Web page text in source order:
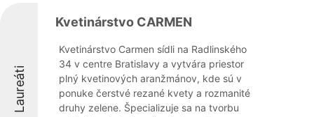
Laureáti
Kvetinárstvo CARMEN
Kvetinárstvo Carmen sídli na Radlinského
34 v centre Bratislavy a vytvára priestor
plný kvetinových aranžmánov, kde sú v
ponuke čerstvé rezané kvety a rozmanité
druhy zelene. Špecializuje sa na tvorbu